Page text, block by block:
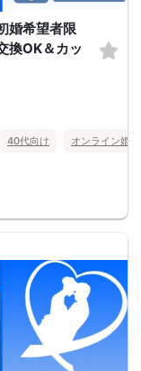
婚希望者限
換OK＆カッ
40代向け オンライン婚活